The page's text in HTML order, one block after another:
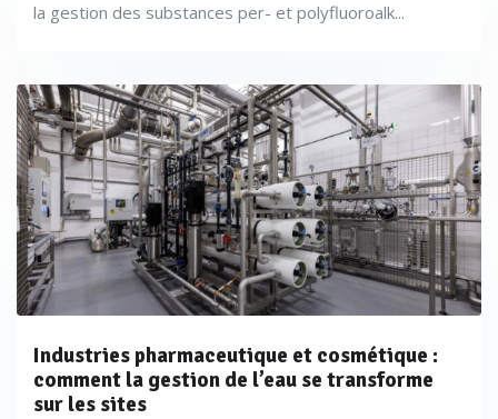
la gestion des substances per- et polyfluoroalk...
Industries pharmaceutique et cosmétique :
comment la gestion de l’eau se transforme
sur les sites